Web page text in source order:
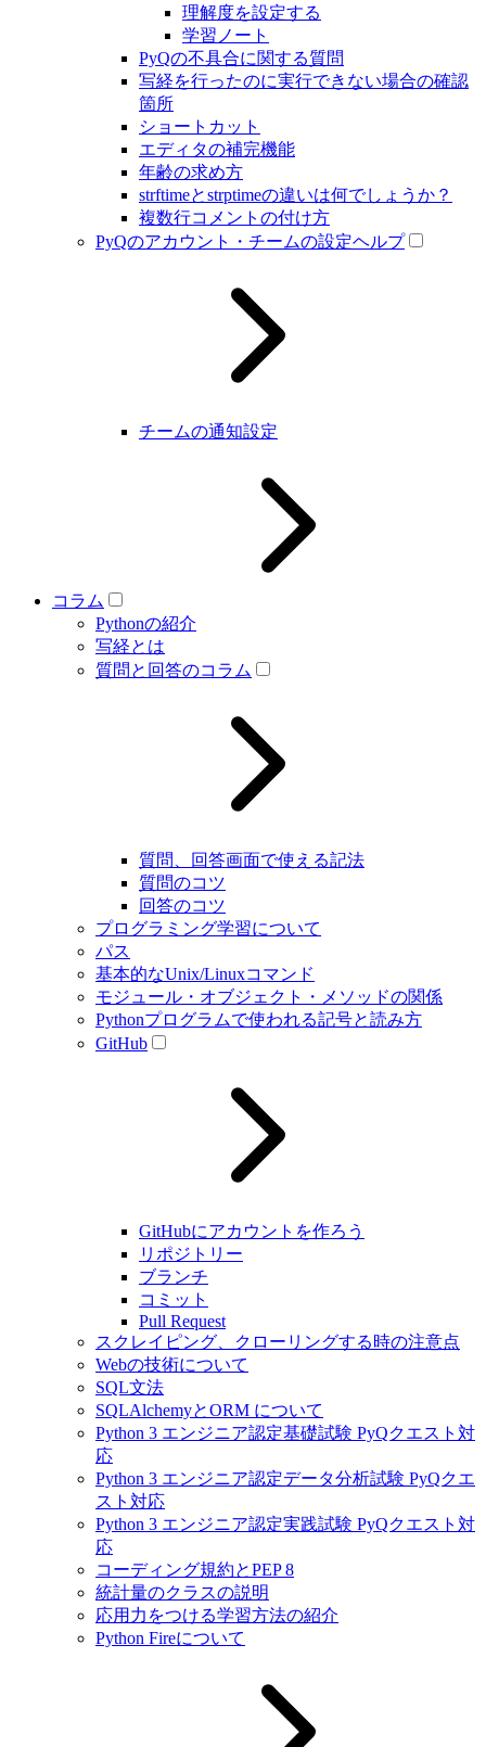
理解度を設定する
学習ノート
PyQの不具合に関する質問
写経を行ったのに実行できない場合の確認
箇所
ショートカット
エディタの補完機能
年齢の求め方
strftimeとstrptimeの違いは何でしょうか？
複数行コメントの付け方
PyQのアカウント・チームの設定ヘルプ
チームの通知設定
コラム
Pythonの紹介
写経とは
質問と回答のコラム
質問、回答画面で使える記法
質問のコツ
回答のコツ
プログラミング学習について
パス
基本的なUnix/Linuxコマンド
モジュール・オブジェクト・メソッドの関係
Pythonプログラムで使われる記号と読み方
GitHub
GitHubにアカウントを作ろう
リポジトリー
ブランチ
コミット
Pull Request
スクレイピング、クローリングする時の注意点
Webの技術について
SQL文法
SQLAlchemyとORM について
Python 3 エンジニア認定基礎試験 PyQクエスト対
応
Python 3 エンジニア認定データ分析試験 PyQクエ
スト対応
Python 3 エンジニア認定実践試験 PyQクエスト対
応
コーディング規約とPEP 8
統計量のクラスの説明
応用力をつける学習方法の紹介
Python Fireについて